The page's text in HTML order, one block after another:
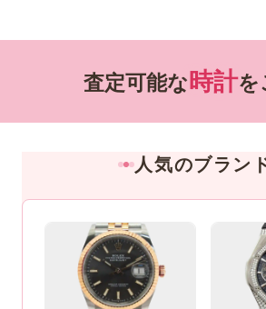
査定可能な時計を
人気のブラン